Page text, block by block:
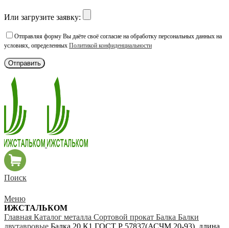
Или загрузите заявку:
Отправляя форму Вы даёте своё согласие на обработку персональных данных на
условиях, определенных Политикой конфиденциальности
Поиск
Меню
ИЖСТАЛЬКОМ
Главная Каталог металла Сортовой прокат Балка Балки